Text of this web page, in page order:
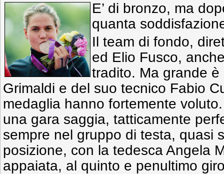
E’ di bronzo, ma
quanta
Il team di fondo,
ed Elio Fusco,
tradito. Ma grande
Grimaldi e del suo tecnico Fabio
medaglia hanno fortemente
una gara saggia, tatticamente
sempre nel gruppo di testa, quasi
posizione, con la tedesca Angela
appaiata, al quinto e penultimo